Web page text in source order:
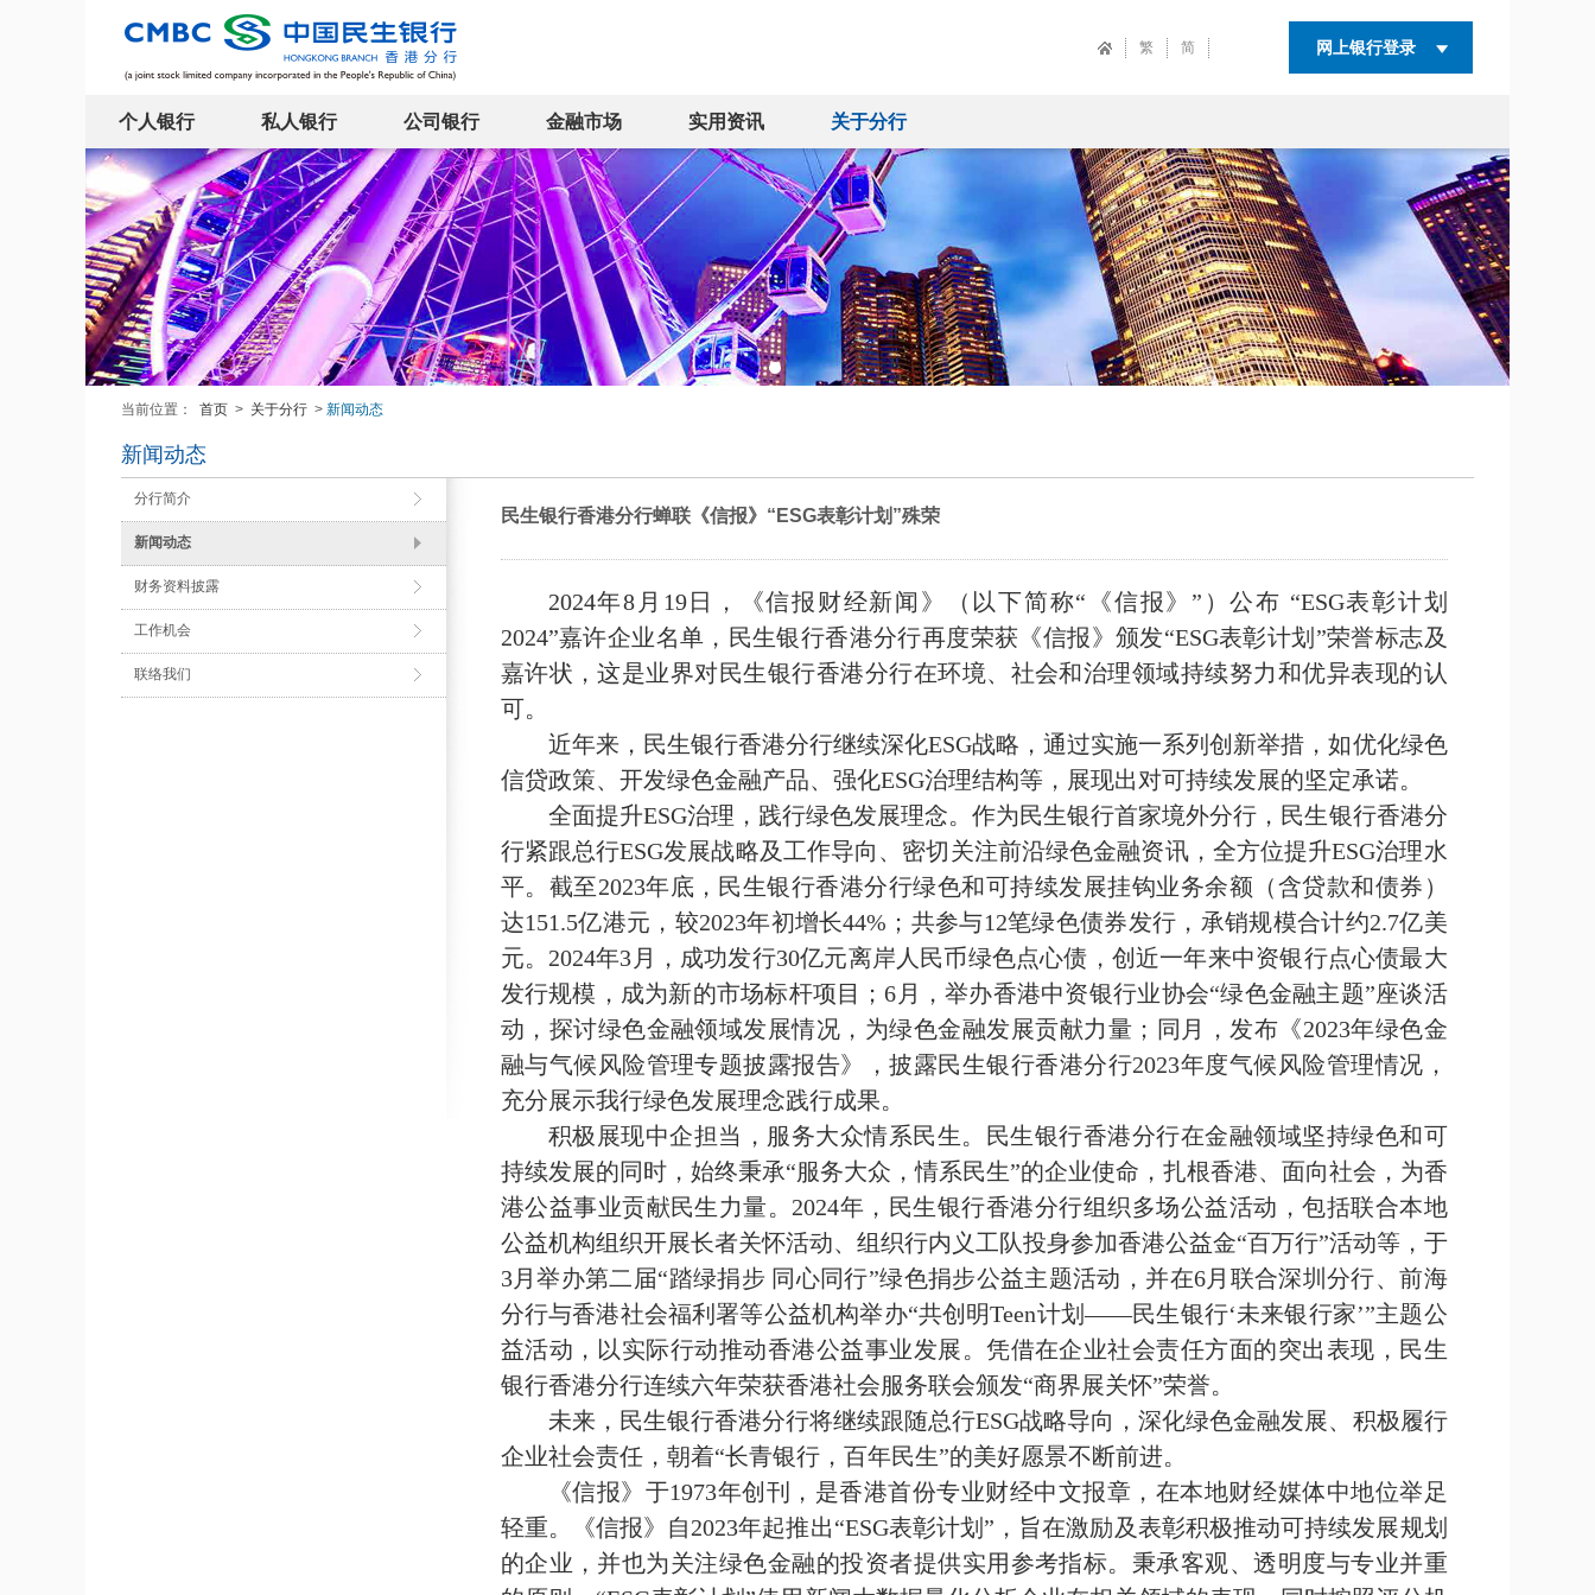
繁 简 网上银行登录
个人银行 私人银行 公司银行 金融市场 实用资讯 关于分行
当前位置： 首页 > 关于分行 > 新闻动态
新闻动态
分行简介
新闻动态
财务资料披露
工作机会
联络我们
民生银行香港分行蝉联《信报》“ESG表彰计划”殊荣
2024年8月19日，《信报财经新闻》（以下简称“《信报》”）公布 “ESG表彰计划
2024”嘉许企业名单，民生银行香港分行再度荣获《信报》颁发“ESG表彰计划”荣誉标志及
嘉许状，这是业界对民生银行香港分行在环境、社会和治理领域持续努力和优异表现的认
可。
近年来，民生银行香港分行继续深化ESG战略，通过实施一系列创新举措，如优化绿色
信贷政策、开发绿色金融产品、强化ESG治理结构等，展现出对可持续发展的坚定承诺。
全面提升ESG治理，践行绿色发展理念。作为民生银行首家境外分行，民生银行香港分
行紧跟总行ESG发展战略及工作导向、密切关注前沿绿色金融资讯，全方位提升ESG治理水
平。截至2023年底，民生银行香港分行绿色和可持续发展挂钩业务余额（含贷款和债券）
达151.5亿港元，较2023年初增长44%；共参与12笔绿色债券发行，承销规模合计约2.7亿美
元。2024年3月，成功发行30亿元离岸人民币绿色点心债，创近一年来中资银行点心债最大
发行规模，成为新的市场标杆项目；6月，举办香港中资银行业协会“绿色金融主题”座谈活
动，探讨绿色金融领域发展情况，为绿色金融发展贡献力量；同月，发布《2023年绿色金
融与气候风险管理专题披露报告》，披露民生银行香港分行2023年度气候风险管理情况，
充分展示我行绿色发展理念践行成果。
积极展现中企担当，服务大众情系民生。
民生银行香港分行在金融领域坚持绿色和可
持续发展的同时，始终秉承“服务大众，情系民生”的企业使命，扎根香港、面向社会，为香
港公益事业贡献民生力量。2024年，民生银行香港分行组织多场公益活动，包括联合本地
公益机构组织开展长者关怀活动、组织行内义工队投身参加香港公益金“百万行”活动等，于
3月举办第二届“踏绿捐步 同心同行”绿色捐步公益主题活动，并在6月联合深圳分行、前海
分行与香港社会福利署等公益机构举办“共创明Teen计划——民生银行‘未来银行家’”主题公
益活动，以实际行动推动香港公益事业发展。凭借在企业社会责任方面的突出表现，民生
银行香港分行连续六年荣获香港社会服务联会颁发“商界展关怀”荣誉。
未来，民生银行香港分行将继续跟随总行ESG战略导向，深化绿色金融发展、积极履行
企业社会责任，朝着“长青银行，百年民生”的美好愿景不断前进。
《信报》于1973年创刊，是香港首份专业财经中文报章，在本地财经媒体中地位举足
轻重。《信报》自2023年起推出“ESG表彰计划”，旨在激励及表彰积极推动可持续发展规划
的企业，并也为关注绿色金融的投资者提供实用参考指标。秉承客观、透明度与专业并重